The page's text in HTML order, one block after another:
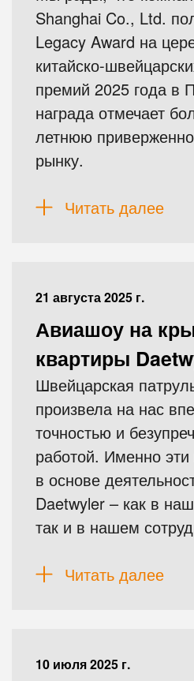
Shanghai Co., Ltd.
Legacy Award на
китайско-
премий 2025 года в
награда отмечает
летнюю
рынку.
Читать далее
21 августа 2025 г.
Авиашоу на
квартиры
Швейцарская
произвела на нас
точностью и
работой. Именно
в основе
Daetwyler – как в
так и в нашем
Читать далее
10 июля 2025 г.